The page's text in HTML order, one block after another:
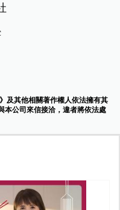
及其他相關著作權人依法擁有其
本公司來信接洽，違者將依法處